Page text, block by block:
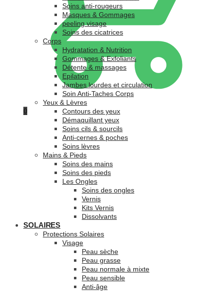
0
Soins anti-rougeurs
Masques & Gommages
peeling visage
Soins des cicatrices
Corps
Hydratation & Nutrition
Gommages & Exfoliants
Détente & massages
Epilation
Jambes lourdes et circulation
Soin Anti-Taches Corps
Yeux & Lèvres
Contours des yeux
Démaquillant yeux
Soins cils & sourcils
Anti-cernes & poches
Soins lèvres
Mains & Pieds
Soins des mains
Soins des pieds
Les Ongles
Soins des ongles
Vernis
Kits Vernis
Dissolvants
SOLAIRES
Protections Solaires
Visage
Peau sèche
Peau grasse
Peau normale à mixte
Peau sensible
Anti-âge